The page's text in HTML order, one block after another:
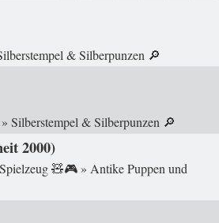
& Silberpunzen 🔎
» Silberstempel & Silberpunzen 🔎
2000)
🧸🎮 » Antike Puppen und